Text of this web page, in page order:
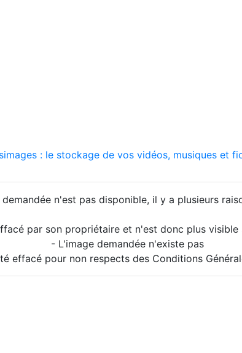
: le stockage de vos vidéos, musiques et
demandée n'est pas disponible, il y a plusieurs
par son propriétaire et n'est donc plus visible
- L'image demandée n'existe pas
effacé pour non respects des Conditions